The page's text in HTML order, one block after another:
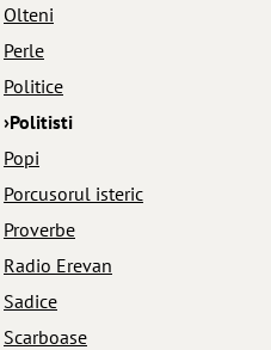
Olteni
Perle
Politice
›Politisti
Popi
Porcusorul isteric
Proverbe
Radio Erevan
Sadice
Scarboase